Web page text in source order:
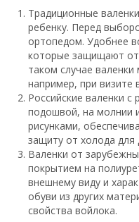
Традиционные
ребенку. Перед
ортопедом. Удобнее
которые защищают от
таком случае
например, при визите
Российские валенки
подошвой, на молнии
рисунками,
защиту от холода для
Валенки от
покрытием на
внешнему виду и
обуви из других
свойства войлока.